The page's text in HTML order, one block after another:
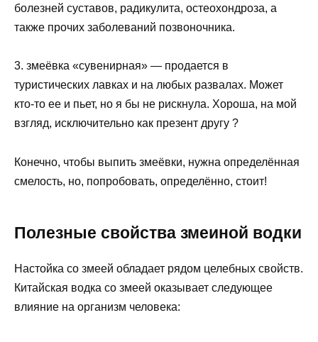
болезней суставов, радикулита, остеохондроза, а
также прочих заболеваний позвоночника.
3. змеёвка «сувенирная» — продается в
туристических лавках и на любых развалах. Может
кто-то ее и пьет, но я бы не рискнула. Хороша, на мой
взгляд, исключительно как презент другу ?
Конечно, чтобы выпить змеёвки, нужна определённая
смелость, но, попробовать, определённо, стоит!
Полезные свойства змеиной водки
Настойка со змеей обладает рядом целебных свойств.
Китайская водка со змеей оказывает следующее
влияние на организм человека: